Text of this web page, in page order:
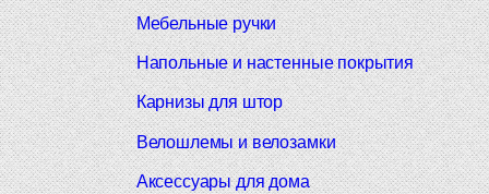
Мебельные ручки
Напольные и настенные покрытия
Карнизы для штор
Велошлемы и велозамки
Аксессуары для дома